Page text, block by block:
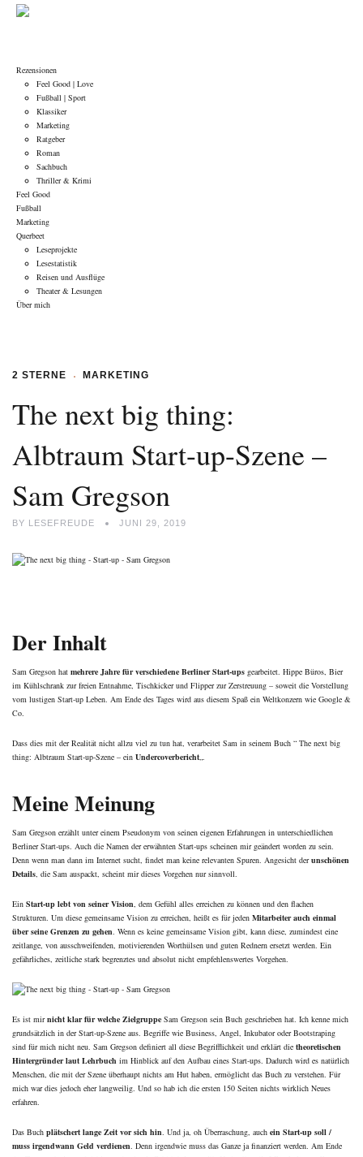
Rezensionen
Feel Good | Love
Fußball | Sport
Klassiker
Marketing
Ratgeber
Roman
Sachbuch
Thriller & Krimi
Feel Good
Fußball
Marketing
Querbeet
Leseprojekte
Lesestatistik
Reisen und Ausflüge
Theater & Lesungen
Über mich
2 STERNE MARKETING
The next big thing:
Albtraum Start-up-Szene –
Sam Gregson
BY LESEFREUDE JUNI 29, 2019
Der Inhalt
Sam Gregson hat mehrere Jahre für verschiedene Berliner Start-ups gearbeitet. Hippe Büros, Bier
im Kühlschrank zur freien Entnahme, Tischkicker und Flipper zur Zerstreuung – soweit die Vorstellung
vom lustigen Start-up Leben. Am Ende des Tages wird aus diesem Spaß ein Weltkonzern wie Google &
Co.
Dass dies mit der Realität nicht allzu viel zu tun hat, verarbeitet Sam in seinem Buch “ The next big
thing: Albtraum Start-up-Szene – ein Undercoverbericht„.
Meine Meinung
Sam Gregson erzählt unter einem Pseudonym von seinen eigenen Erfahrungen in unterschiedlichen
Berliner Start-ups. Auch die Namen der erwähnten Start-ups scheinen mir geändert worden zu sein.
Denn wenn man dann im Internet sucht, findet man keine relevanten Spuren. Angesicht derunschönen
Details, die Sam auspackt, scheint mir dieses Vorgehen nur sinnvoll.
Ein Start-up lebt von seiner Vision, dem Gefühl alles erreichen zu können und den flachen
Strukturen. Um diese gemeinsame Vision zu erreichen, heißt es für jeden Mitarbeiter auch einmal
über seine Grenzen zu gehen. Wenn es keine gemeinsame Vision gibt, kann diese, zumindest eine
zeitlange, von ausschweifenden, motivierenden Worthülsen und guten Rednern ersetzt werden. Ein
gefährliches, zeitliche stark begrenztes und absolut nicht empfehlenswertes Vorgehen.
Es ist mirnicht klar für welche Zielgruppe Sam Gregson sein Buch geschrieben hat. Ich kenne mich
grundsätzlich in der Start-up-Szene aus. Begriffe wie Business, Angel, Inkubator oder Bootstraping
sind für mich nicht neu. Sam Gregson definiert all diese Begrifflichkeit und erklärt die theoretischen
Hintergründer laut Lehrbuch im Hinblick auf den Aufbau eines Start-ups. Dadurch wird es natürlich
Menschen, die mit der Szene überhaupt nichts am Hut haben, ermöglicht das Buch zu verstehen. Für
mich war dies jedoch eher langweilig. Und so hab ich die ersten 150 Seiten nichts wirklich Neues
erfahren.
Das Buch plätschert lange Zeit vor sich hin. Und ja, oh Überraschung, auch ein Start-up soll /
muss irgendwann Geld verdienen. Denn irgendwie muss das Ganze ja finanziert werden. Am Ende